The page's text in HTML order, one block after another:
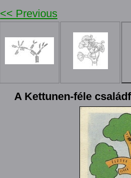
<< Previous
A Kettunen-féle